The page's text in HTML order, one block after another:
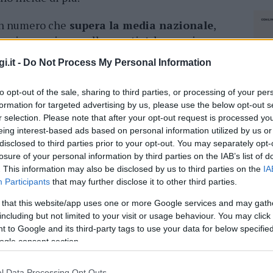
- Do Not Process My Personal Information
opt-out of the sale, sharing to third parties, or processing of your
for targeted advertising by us, please use the below opt-out
selection. Please note that after your opt-out request is processed
interest-based ads based on personal information utilized by us
to third parties prior to your opt-out. You may separately
of your personal information by third parties on the IAB’s list of
This information may also be disclosed by us to third parties on the
Participants that may further disclose it to other third parties.
that this website/app uses one or more Google services and may
but not limited to your visit or usage behaviour. You may
to Google and its third-party tags to use your data for below
consent section.
numero che supera la media nazionale,
i numeri sono allarmanti. Ad esempio, a
più alto: sono il 26,9% della fascia 15-29 che
in molte aree nel Sud Italia questa
come Palermo, dove sono il 39,8%.
che non sono inseriti in alcun percorso
lasciato la scuola precocemente, infatti,
scolastica, che in alcune regioni, tra cui
ragazzi, nella fascia 15-29, che non trovano
di formazione adeguata oppure perché,
non migliora tantissimo, perché il
educativa. L’Ue per il